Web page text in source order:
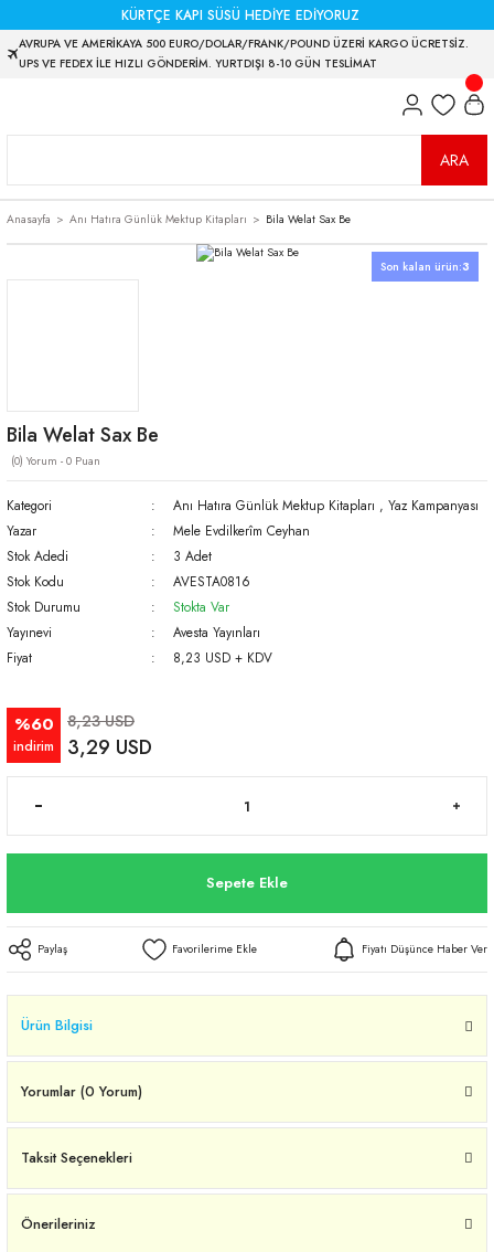
KÜRTÇE KAPI SÜSÜ HEDİYE EDİYORUZ
AVRUPA VE AMERİKAYA 500 EURO/DOLAR/FRANK/POUND ÜZERİ KARGO ÜCRETSİZ.
UPS VE FEDEX İLE HIZLI GÖNDERİM. YURTDIŞI 8-10 GÜN TESLİMAT
ARA
Anasayfa Anı Hatıra Günlük Mektup Kitapları Bila Welat Sax Be
Son kalan ürün:3
Bila Welat Sax Be
(0) Yorum - 0 Puan
Kategori Anı Hatıra Günlük Mektup Kitapları , Yaz Kampanyası
Yazar
Mele Evdilkerîm Ceyhan
Stok Adedi
3 Adet
Stok Kodu
AVESTA0816
Stok Durumu
Stokta Var
Yayınevi
Avesta Yayınları
Fiyat
8,23 USD + KDV
%60
indirim
8,23 USD
3,29 USD
Sepete Ekle
Paylaş Fiyatı Düşünce Haber Ver
Ürün Bilgisi
Yorumlar (0 Yorum)
Taksit Seçenekleri
Önerileriniz